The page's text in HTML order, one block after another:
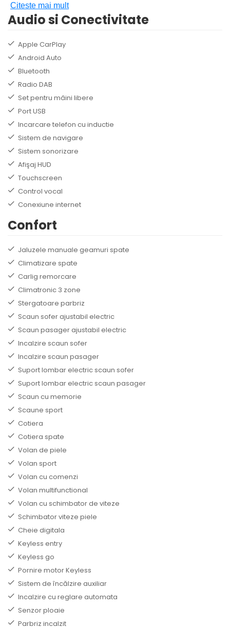
Citeste mai mult
Audio si Conectivitate
Apple CarPlay
Android Auto
Bluetooth
Radio DAB
Set pentru mâini libere
Port USB
Incarcare telefon cu inductie
Sistem de navigare
Sistem sonorizare
Afişaj HUD
Touchscreen
Control vocal
Conexiune internet
Confort
Jaluzele manuale geamuri spate
Climatizare spate
Carlig remorcare
Climatronic 3 zone
Stergatoare parbriz
Scaun sofer ajustabil electric
Scaun pasager ajustabil electric
Incalzire scaun sofer
Incalzire scaun pasager
Suport lombar electric scaun sofer
Suport lombar electric scaun pasager
Scaun cu memorie
Scaune sport
Cotiera
Cotiera spate
Volan de piele
Volan sport
Volan cu comenzi
Volan multifunctional
Volan cu schimbator de viteze
Schimbator viteze piele
Cheie digitala
Keyless entry
Keyless go
Pornire motor Keyless
Sistem de încălzire auxiliar
Incalzire cu reglare automata
Senzor ploaie
Parbriz incalzit